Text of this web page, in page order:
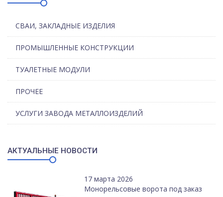
СВАИ, ЗАКЛАДНЫЕ ИЗДЕЛИЯ
ПРОМЫШЛЕННЫЕ КОНСТРУКЦИИ
ТУАЛЕТНЫЕ МОДУЛИ
ПРОЧЕЕ
УСЛУГИ ЗАВОДА МЕТАЛЛОИЗДЕЛИЙ
АКТУАЛЬНЫЕ НОВОСТИ
17 марта 2026
Монорельсовые ворота под заказ